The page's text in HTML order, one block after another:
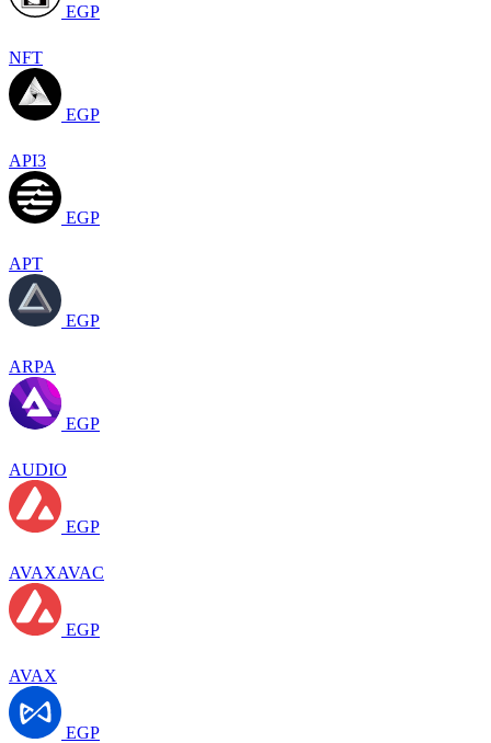
EGP
NFT
EGP
API3
EGP
APT
EGP
ARPA
EGP
AUDIO
EGP
AVAXAVAC
EGP
AVAX
EGP